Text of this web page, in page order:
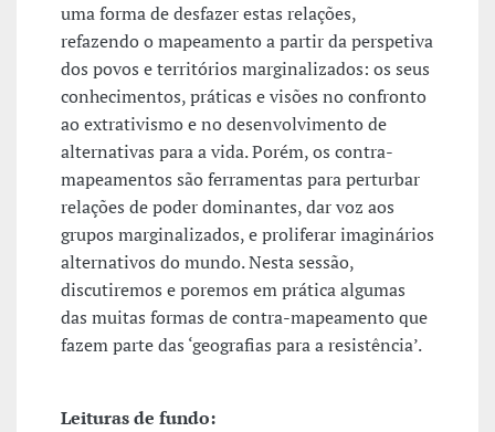
uma forma de desfazer estas relações,
refazendo o mapeamento a partir da perspetiva
dos povos e territórios marginalizados: os seus
conhecimentos, práticas e visões no confronto
ao extrativismo e no desenvolvimento de
alternativas para a vida. Porém, os contra-
mapeamentos são ferramentas para perturbar
relações de poder dominantes, dar voz aos
grupos marginalizados, e proliferar imaginários
alternativos do mundo. Nesta sessão,
discutiremos e poremos em prática algumas
das muitas formas de contra-mapeamento que
fazem parte das ‘geografias para a resistência’.
Leituras de fundo: